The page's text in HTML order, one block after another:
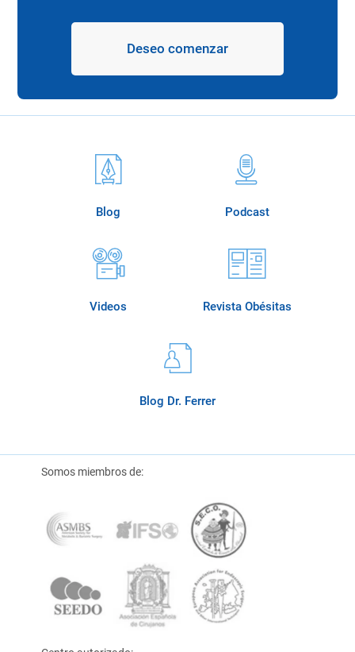
Deseo comenzar
Blog Podcast
Videos Revista Obésitas
Blog Dr. Ferrer
Somos miembros de: